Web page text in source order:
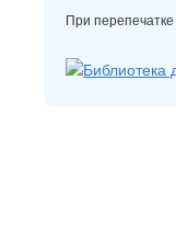
При перепечатке